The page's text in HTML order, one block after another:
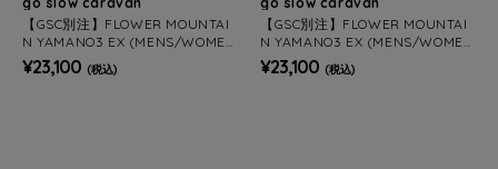
【GSC別注】FLOWER MOUNTAI
N YAMANO3 EX (MENS/WOMEN
S)
¥23,100 (税込)
【GSC別注】FLOWER MOUNTAI
N YAMANO3 EX (MENS/WOMEN
S)
¥23,100 (税込)